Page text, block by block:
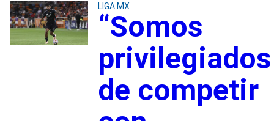
LIGA MX
“Somos
privilegiados
de competir